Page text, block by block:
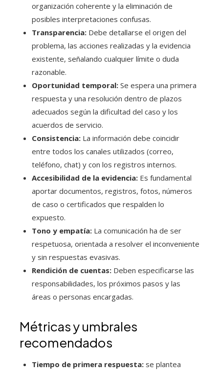
organización coherente y la eliminación de
posibles interpretaciones confusas.
Transparencia: Debe detallarse el origen del
problema, las acciones realizadas y la evidencia
existente, señalando cualquier límite o duda
razonable.
Oportunidad temporal: Se espera una primera
respuesta y una resolución dentro de plazos
adecuados según la dificultad del caso y los
acuerdos de servicio.
Consistencia: La información debe coincidir
entre todos los canales utilizados (correo,
teléfono, chat) y con los registros internos.
Accesibilidad de la evidencia: Es fundamental
aportar documentos, registros, fotos, números
de caso o certificados que respalden lo
expuesto.
Tono y empatía: La comunicación ha de ser
respetuosa, orientada a resolver el inconveniente
y sin respuestas evasivas.
Rendición de cuentas: Deben especificarse las
responsabilidades, los próximos pasos y las
áreas o personas encargadas.
Métricas y umbrales
recomendados
Tiempo de primera respuesta: se plantea